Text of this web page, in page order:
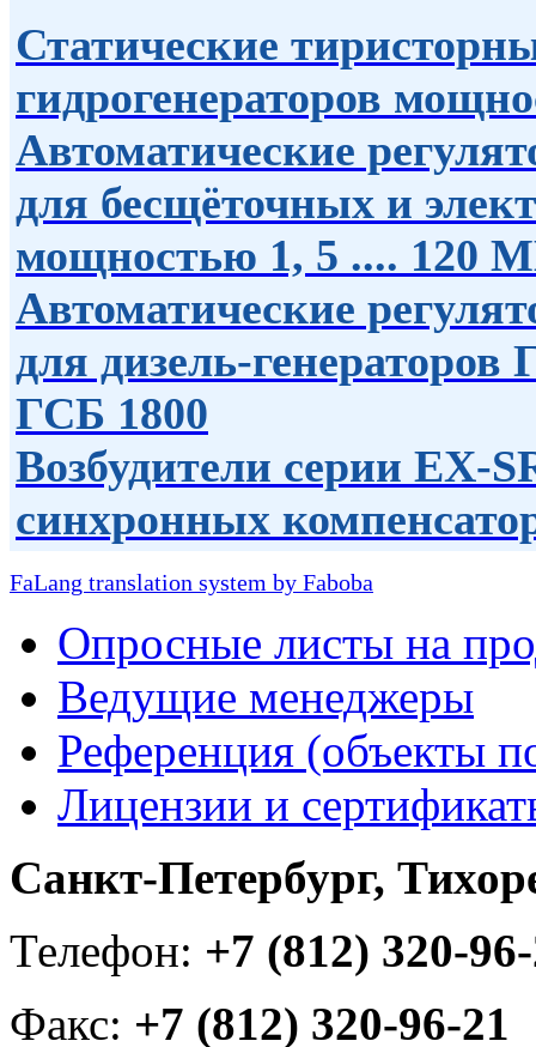
Статические
гидрогенераторов
Автоматические
для беcщёточных и
мощностью 1, 5 .... 120
Автоматические
для дизель-
ГСБ 1800
Возбудители серии EX-
синхронных
FaLang translation system by Faboba
Опросные листы на
Ведущие менеджеры
Референция (объекты
Лицензии и
Санкт-Петербург,
Телефон: +7 (812) 320-
Факс: +7 (812) 320-96-21